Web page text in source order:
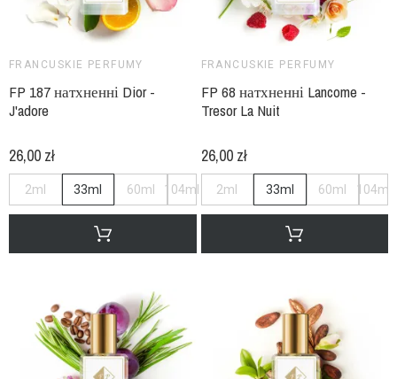
FRANCUSKIE PERFUMY
FP 187 натхненні Dior -
J'adore
26,00 zł
2ml 33ml 60ml 104ml
FRANCUSKIE PERFUMY
FP 68 натхненні Lancome -
Tresor La Nuit
26,00 zł
2ml 33ml 60ml 104ml